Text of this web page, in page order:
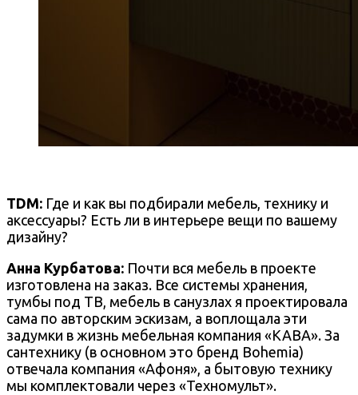
TDM: Где и как вы подбирали мебель, технику и
аксессуары? Есть ли в интерьере вещи по вашему
дизайну?
Анна Курбатова: Почти вся мебель в проекте
изготовлена на заказ. Все системы хранения,
тумбы под ТВ, мебель в санузлах я проектировала
сама по авторским эскизам, а воплощала эти
задумки в жизнь мебельная компания «КАВА». За
сантехнику (в основном это бренд Bohemia)
отвечала компания «Афоня», а бытовую технику
мы комплектовали через «Техномульт».